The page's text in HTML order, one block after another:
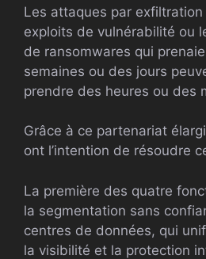
Les attaques par
exploits de vulnérabilité ou
de ransomwares qui
semaines ou des jours
prendre des heures ou des
Grâce à ce partenariat
ont l’intention de résoudre
La première des quatre
la segmentation sans
centres de données, qui
la visibilité et la protection